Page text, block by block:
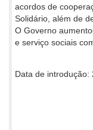
acordos de
Solidário, além de
O Governo
e serviço sociais
Data de introdução: